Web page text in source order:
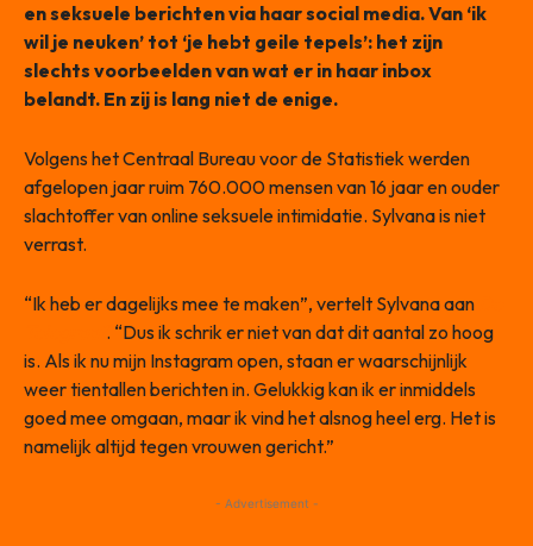
en seksuele berichten via haar social media. Van ‘ik
wil je neuken’ tot ‘je hebt geile tepels’: het zijn
slechts voorbeelden van wat er in haar inbox
belandt. En zij is lang niet de enige.
Volgens het Centraal Bureau voor de Statistiek werden
afgelopen jaar ruim 760.000 mensen van 16 jaar en ouder
slachtoffer van online seksuele intimidatie. Sylvana is niet
verrast.
“Ik heb er dagelijks mee te maken”, vertelt Sylvana aan
. “Dus ik schrik er niet van dat dit aantal zo hoog
is. Als ik nu mijn Instagram open, staan er waarschijnlijk
weer tientallen berichten in. Gelukkig kan ik er inmiddels
goed mee omgaan, maar ik vind het alsnog heel erg. Het is
namelijk altijd tegen vrouwen gericht.”
- Advertisement -